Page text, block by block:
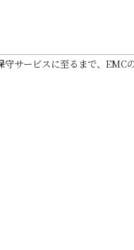
サービスに至るまで、EMC